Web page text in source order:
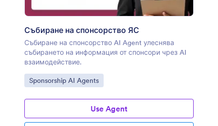
Събиране на спонсорство ЯС
Събиране на спонсорство AI Agent улеснява
събирането на информация от спонсори чрез AI
взаимодействие.
Отидете на категорията:
Sponsorship AI Agents
Use Agent